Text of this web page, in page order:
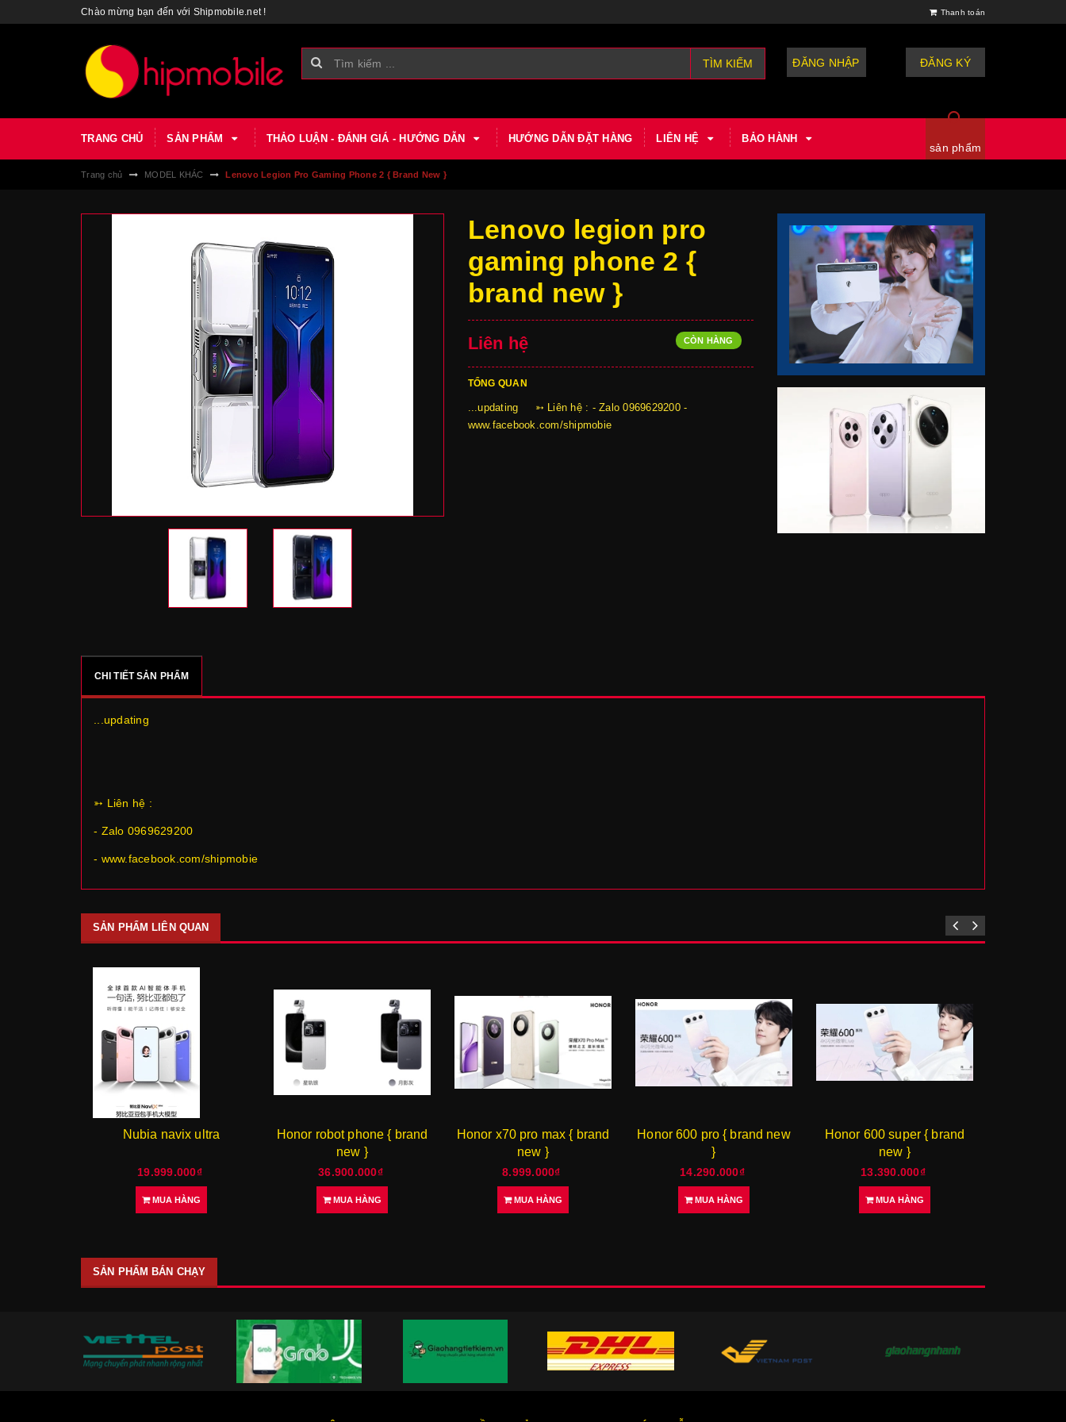
Chào mừng bạn đến với Shipmobile.net ! Thanh toán
TÌM KIẾM ĐĂNG NHẬP ĐĂNG KÝ
TRANG CHỦ SẢN PHẨM THẢO LUẬN - ĐÁNH GIÁ - HƯỚNG DẪN HƯỚNG DẪN ĐẶT HÀNG LIÊN HỆ BẢO HÀNH
sản phẩm
Trang chủ MODEL KHÁC Lenovo Legion Pro Gaming Phone 2 { Brand New }
Lenovo legion pro
gaming phone 2 {
brand new }
Liên hệ CÒN HÀNG
TỔNG QUAN
...updating ➳ Liên hệ : - Zalo 0969629200 -
www.facebook.com/shipmobie
CHI TIẾT SẢN PHẨM
...updating
➳ Liên hệ :
- Zalo 0969629200
- www.facebook.com/shipmobie
SẢN PHẨM LIÊN QUAN
Nubia navix ultra
19.999.000₫
MUA HÀNG
Honor robot phone { brand
new }
36.900.000₫
MUA HÀNG
Honor x70 pro max { brand
new }
8.999.000₫
MUA HÀNG
Honor 600 pro { brand new
}
14.290.000₫
MUA HÀNG
Honor 600 super { brand
new }
13.390.000₫
MUA HÀNG
SẢN PHẨM BÁN CHẠY